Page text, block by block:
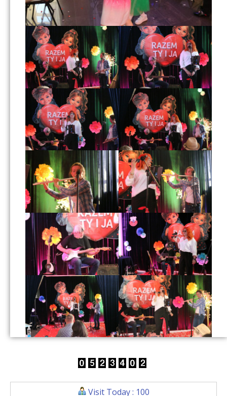
Visit Today : 100